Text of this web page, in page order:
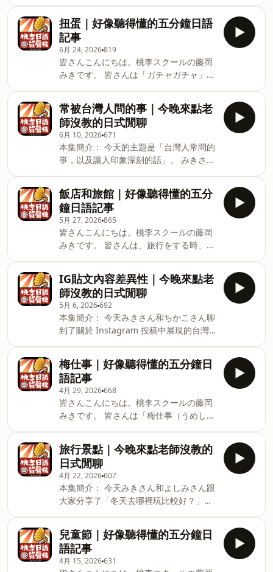
転寿司」の最新トレンドや、おすすめの
お店についてお話ししますね。 単語 回
転寿司（かいてんずし）：迴轉壽司。 エ
ンターテインメント
（entertainment）：娛樂、娛樂性。 ト
レンド（trend）：潮流、趨勢。 チェー
ン（chain）：連鎖店。 イメージ
（image）：印象、形象。 大手（おお
て）：大型企業、知名公司。 常に（つね
に）：總是、一直。 争っている（あらそ
っている）：競爭、爭奪（是「争う」的
現在進行形）。 ネタ：壽
よしみさん聊到的，真的都是一年四季最
道地的「旬（しゅん）（當季）」美食
喔！俗話說當季的食物有三大好處：「美
味、營養價值高、（產量多所以）便
宜」，簡直是兼具三大優點！ 単語 春夏
秋冬（しゅんかしゅうとう）：春夏秋
冬、四季。 いちご狩り（いちごがり）：
採草莓。 たけのこ：竹筍。 山菜（さん
さい）：山菜、野菜。 実家（じっか）：
老家、娘家／父母家。 そら豆（そらま
め）：蠶豆。 家庭菜園（かていさいえ
ん）：家庭菜園。 観察（かんさつ）：觀
察。 屋台（やたい）：攤販、路邊攤。
新米（しんまい）：新米（當年收成的
米）。 ごぼう：牛蒡。 芋栗（いもく
り）：番薯和栗子（泛指秋天的代表食
材）。 練り物（ねりもの）：魚漿製品
（如竹輪、魚板等）。 但馬牛（
扭蛋｜好像聽得懂的五分鐘日語
記事
6月 24, 2026819
皆さんこんにちは。桃李スクールの藤岡
みきです。 ​皆さんは「ガチャガチャ」を
に、おもちゃが入っている自動販売機の
ことです。ここ数年、日本ではこのガチ
ャガチャが、子どもだけでなく大人、そ
して外国人観光客の間でも大ブームにな
っているんです。 というわけで今回は、
私もついついお金を使ってしまう、日本
のガチャガチャについてお話しします。 ​
単語メモを参考にして聞いてください。
単語 ガチャガチャ：扭蛋、扭蛋機。 お
もちゃ：玩具、玩具類。 ブーム
(boom)：熱潮、流行。 ターゲット
（target）：目標客群、目標對象。 ズラ
リと：整齊排列、一字排開。 テーマパー
ク：主題樂園。 ワクワク：興奮期待、雀
躍。 代わり（かわり）：代替、替代品。
クオリティ（quality）：品質、質感。
リアルさ：真實感、逼真度。 ミニチュ
ア：微縮
常被台灣人問的事｜今晚來點老
師沒教的日式閒聊
6月 10, 2026671
本集簡介： 今天的主題是「台灣人常問的
事，以及讓人印象深刻的話」。 みきさん
論。 単語 1. 中華料理（ちゅうかりょう
り）：中華料理。 2. 認識（にんしき）：
認知、認識。 3. ご当地（ごとうち）：當
地特有的、地方特色的。 4. コーン：玉
米。 5. 彩華ラーメン（さいからーめ
ん）：彩華拉麵（日本奈良的拉麵品
牌）。 6. 数ヶ月（すうかげつ）：數個
月。 7. 袋麵（ふくろめん）：袋裝泡麵。
8. カップラーメン（：杯麵。 9. 印象
（いんしょう）：印象。 10. 仲（な
か）：關係、交情。 11. ハーフ：混血
兒。 12. 地域（ちいき）：地區、區域。
13. 区別（くべつ）：區分、區別。 14.
世界的な（せかいてきな）：世界性的、
全球性的。 15. 韓流文化（かんりゅうぶ
飯店和旅館｜好像聽得懂的五分
鐘日語記事
5月 27, 2026865
皆さんこんにちは。桃李スクールの藤岡
みきです。 皆さんは、旅行をする時、
「旅館」に泊まりますか？ 日本には、ホ
テルも旅館もたくさんあります。でも、
この二つはかなり雰囲気が違います。ど
んな違いがあるのでしょうか？ というわ
けで今回は、「ホテルと旅館、どちらが
好き？」というテーマでお話しします。
単語 1.そもそも：說起來、本來、根本
上。 2.料金を抑えたい（りょうきんをお
さえたい）：想節省費用、想降低花費。
3.設備（せつび）：設備。 4.豊富（ほう
ふ）：豐富。 5.主役（しゅやく）：主
角。 6.快適（かいてき）：舒適。 7 畳
（たたみ）：榻榻米。 8.障子（しょう
じ）：紙拉門。 9.布団（ふとん）：被
褥、日式床鋪。 10.要素（ようそ）：要
素、元素。 11.距離感（きょりかん）：
距離感。 12.仲居さん（なかいさん）
IG貼文內容差異性｜今晚來點老
師沒教的日式閒聊
5月 6, 2026692
本集簡介： 今天みきさん和ちかこさん聊
到了關於 Instagram 投稿中展現的台灣
う）：交流、互動。 2. 似ている（にてい
る）：相似、像。 3. 投稿（とうこう）：
投稿、發文。 4. 出さない（ださない）：
不公開、不放出、不露出。 5. モザイク：
馬賽克。 6. スタンプ：貼圖、印章。 7.
気遣い（きづかい）：體貼、顧慮。 8. 写
真館（しゃしんかん）：照相館。 9. 民族
衣装（みんぞくいしょう）：民族服飾。
10. 成人式（せいじんしき）：日本的成
人典禮。 11. 舞妓さん（まいこさん）：
舞妓。 12. 花魁（おいらん）：花魁（日
本江戶時代高級遊女）。 13. 動画（どう
が）：影片、動畫。 桃李日語留聲機｜今
晚來點老師沒教的日式閒聊｜文法單字
&amp;問題解答 http://www.tourisq
梅仕事｜好像聽得懂的五分鐘日
語記事
4月 29, 2026668
皆さんこんにちは。桃李スクールの藤岡
みきです。 皆さんは「梅仕事（うめしご
年、だいたい5月から6月ごろ、日本では
スーパーにたくさんの梅の実が並びま
す。その時期に、梅仕事をする日本人は
多いんですよ。というわけで今回は、日
本の季節の文化「梅仕事」についてお話
しします。 単語 1.加工（かこう）：加
工、處理。 2.保存食（ほぞんしょく）：
保存食品。 3.酸味（さんみ）：酸味。 4.
日持ちする（ひもちする）：可以保存較
久、不易變質。 5.熟成（じゅくせい）：
熟成、發酵成熟。 6.まろやか：圓潤、溫
旅行景點｜今晚來點老師沒教的
日式閒聊
4月 22, 2026607
本集簡介： 今天みきさん和よしみさん跟
大家分享了「冬天去哪裡玩比較好？」的
泉。 2. 露天風呂（ろてんぶろ）：露天溫
泉。 3. 湯村温泉（ゆむらおんせん）：湯
村溫泉（地名）。 4. グランピング：豪華
露營。 5. キャンプ：露營。 6. 豪華（ご
兒童節｜好像聽得懂的五分鐘日
語記事
4月 15, 2026631